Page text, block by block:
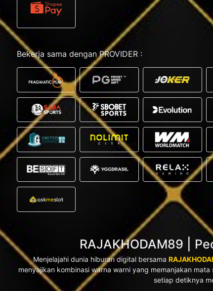
Bekerja sama dengan PROVIDER :
RAJAKHODAM89 |
Menjelajahi dunia hiburan digital bersama
menyajikan kombinasi warna warni yang memanjakan
setiap detiknya